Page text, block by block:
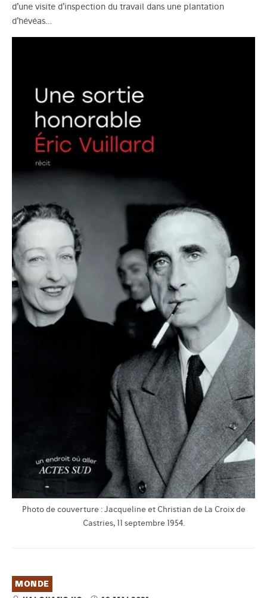
d’une visite d’inspection du travail dans une plantation
d’hévéas…
Photo de couverture : Jacqueline et Christian de La Croix de
Castries, 11 septembre 1954.
MONDE